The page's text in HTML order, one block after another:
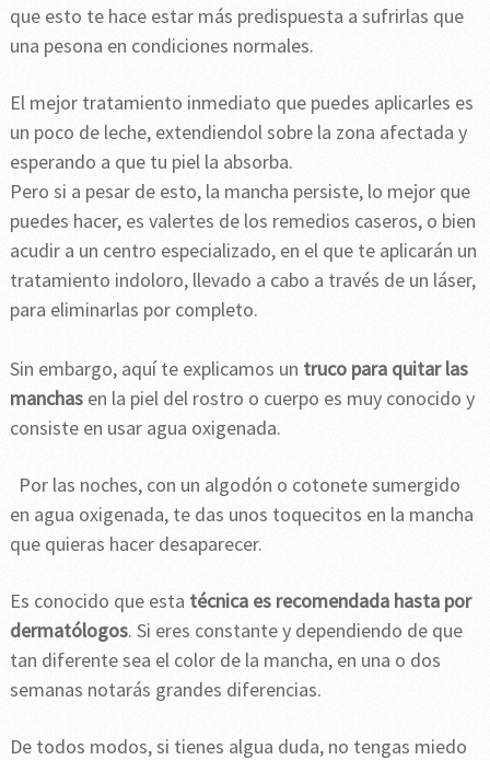
que esto te hace estar más predispuesta a sufrirlas que
una pesona en condiciones normales.
El mejor tratamiento inmediato que puedes aplicarles es
un poco de leche, extendiendol sobre la zona afectada y
esperando a que tu piel la absorba.
Pero si a pesar de esto, la mancha persiste, lo mejor que
puedes hacer, es valertes de los remedios caseros, o bien
acudir a un centro especializado, en el que te aplicarán un
tratamiento indoloro, llevado a cabo a través de un láser,
para eliminarlas por completo.
Sin embargo, aquí te explicamos un truco para quitar las
manchasen la piel del rostro o cuerpo es muy conocido y
consiste en usar agua oxigenada.
Por las noches, con un algodón o cotonete sumergido
en agua oxigenada, te das unos toquecitos en la mancha
que quieras hacer desaparecer.
Es conocido que esta técnica es recomendada hasta por
dermatólogos. Si eres constante y dependiendo de que
tan diferente sea el color de la mancha, en una o dos
semanas notarás grandes diferencias.
De todos modos, si tienes algua duda, no tengas miedo